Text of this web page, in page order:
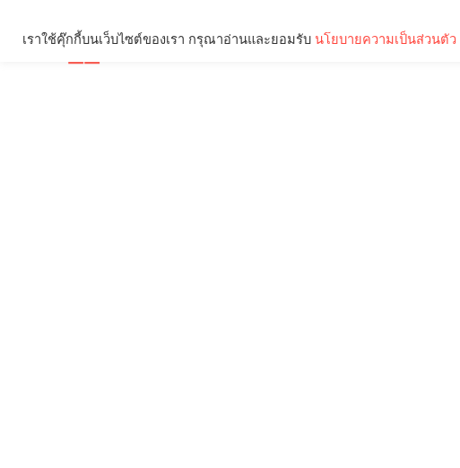
เราใช้คุ๊กกี้บนเว็บไซต์ของเรา กรุณาอ่านและยอมรับ นโยบายความเป็นส่วนตัว